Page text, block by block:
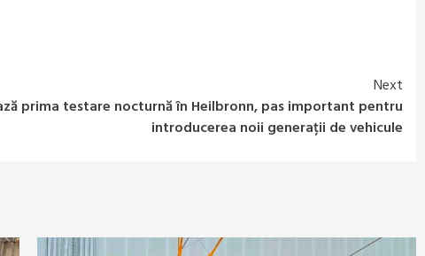
Next
prima testare nocturnă în Heilbronn, pas important pentru
introducerea noii generații de vehicule